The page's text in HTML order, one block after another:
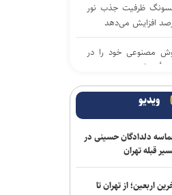
ظرفیت جذب نور
مصنوعی خود را در
کرد
دقیق، جامعه را با دولت
شبکه‌های اجتماعی
ویدیو
دلدادگان حسینی در
قبله تهران
اربعین؛ از تهران تا